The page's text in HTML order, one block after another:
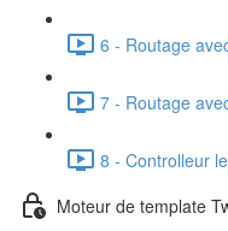
6 - Routage
7 - Routage
8 - Controlleur
Moteur de template